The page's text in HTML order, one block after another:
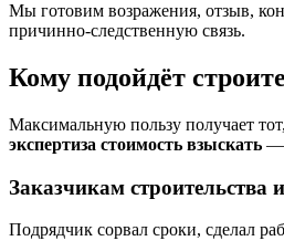
Мы готовим возражения, отзыв,
причинно-следственную связь.
Кому подойдёт
Максимальную пользу получает
экспертиза стоимость взыскать —
Заказчикам строительства
Подрядчик сорвал сроки, сделал